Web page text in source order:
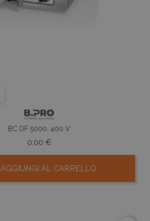
BC DF 5000, 400 V
0,00 €Prezzo
AGGIUNGI AL CARRELLO